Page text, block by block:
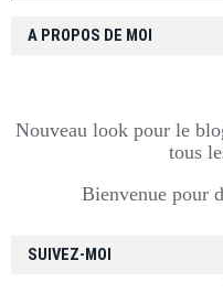
SUIVEZ-MOI
A PROPOS DE MOI
Nouveau look pour le
tous
Bienvenue pour